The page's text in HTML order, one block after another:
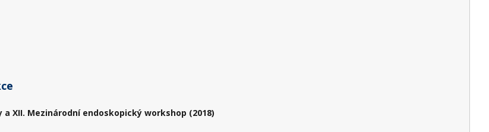
XII. Mezinárodní endoskopický workshop (2018)